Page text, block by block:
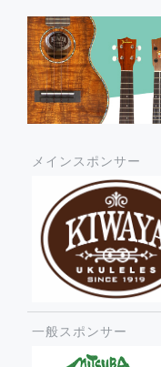
メインスポンサー
一般スポンサー